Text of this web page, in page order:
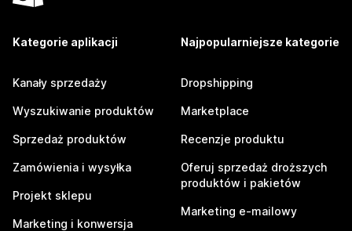
Kategorie aplikacji
Kanały sprzedaży
Wyszukiwanie produktów
Sprzedaż produktów
Zamówienia i wysyłka
Projekt sklepu
Marketing i konwersja
Najpopularniejsze kategorie
Dropshipping
Marketplace
Recenzje produktu
Oferuj sprzedaż droższych
produktów i pakietów
Marketing e-mailowy